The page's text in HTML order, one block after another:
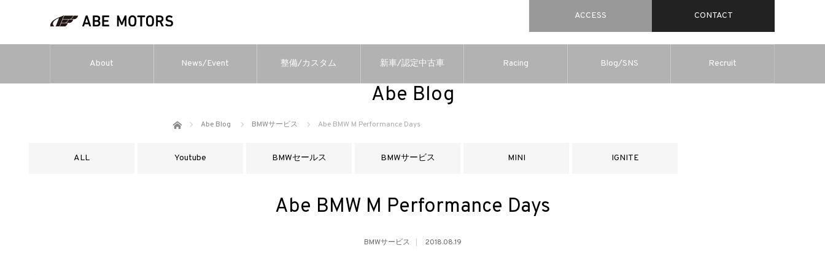
ACCESS CONTACT
About News/Event 整備/カスタム 新車/認定中古車 Racing Blog/SNS Recruit
Abe Blog
ホーム Abe Blog BMWサービス Abe BMW M Performance Days
ALL Youtube BMWセールス BMWサービス MINI IGNITE
Abe BMW M Performance Days
BMWサービス 2018.08.19